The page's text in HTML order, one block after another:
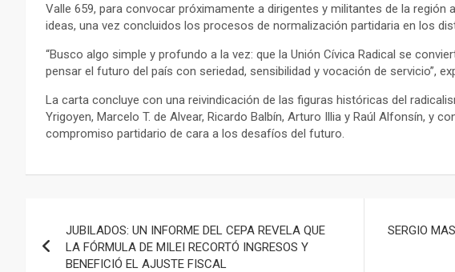
Valle 659, para convocar próximamente a dirigentes y militantes de la región
ideas, una vez concluidos los procesos de normalización partidaria en los
“Busco algo simple y profundo a la vez: que la Unión Cívica Radical se
pensar el futuro del país con seriedad, sensibilidad y vocación de servicio”,
La carta concluye con una reivindicación de las figuras históricas del
Yrigoyen, Marcelo T. de Alvear, Ricardo Balbín, Arturo Illia y Raúl Alfonsín, y
compromiso partidario de cara a los desafíos del futuro.
de
JUBILADOS: UN INFORME DEL CEPA REVELA QUE
LA FÓRMULA DE MILEI RECORTÓ INGRESOS Y
BENEFICIÓ EL AJUSTE FISCAL
SERGIO